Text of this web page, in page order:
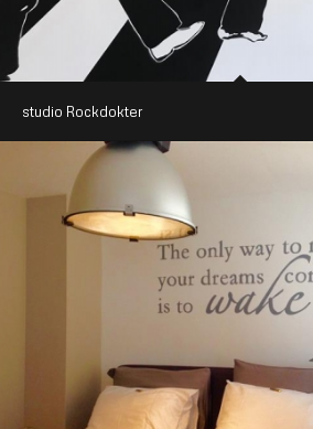
studio Rockdokter